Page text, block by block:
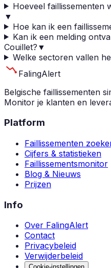
Hoeveel faillissementen
▼
Hoe kan ik een
Kan ik een melding
Couillet? ▼
Welke sectoren vallen
FalingAlert
Belgische faillissementen
Monitor je klanten en
Platform
Faillissementen
Cijfers & statistieken
Faillissementsmonitor
Blog & Nieuws
Prijzen
Info
Over FalingAlert
Contact
Privacybeleid
Verwijderbeleid